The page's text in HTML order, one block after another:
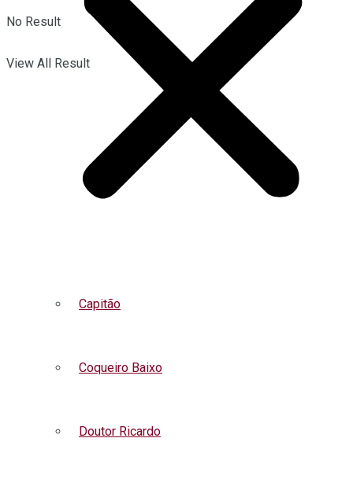
Capitão
Coqueiro Baixo
Doutor Ricardo
No Result
View All Result